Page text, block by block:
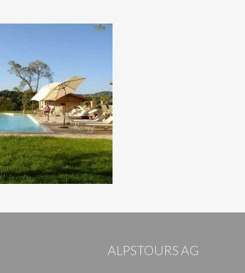
ALPSTOURS AG